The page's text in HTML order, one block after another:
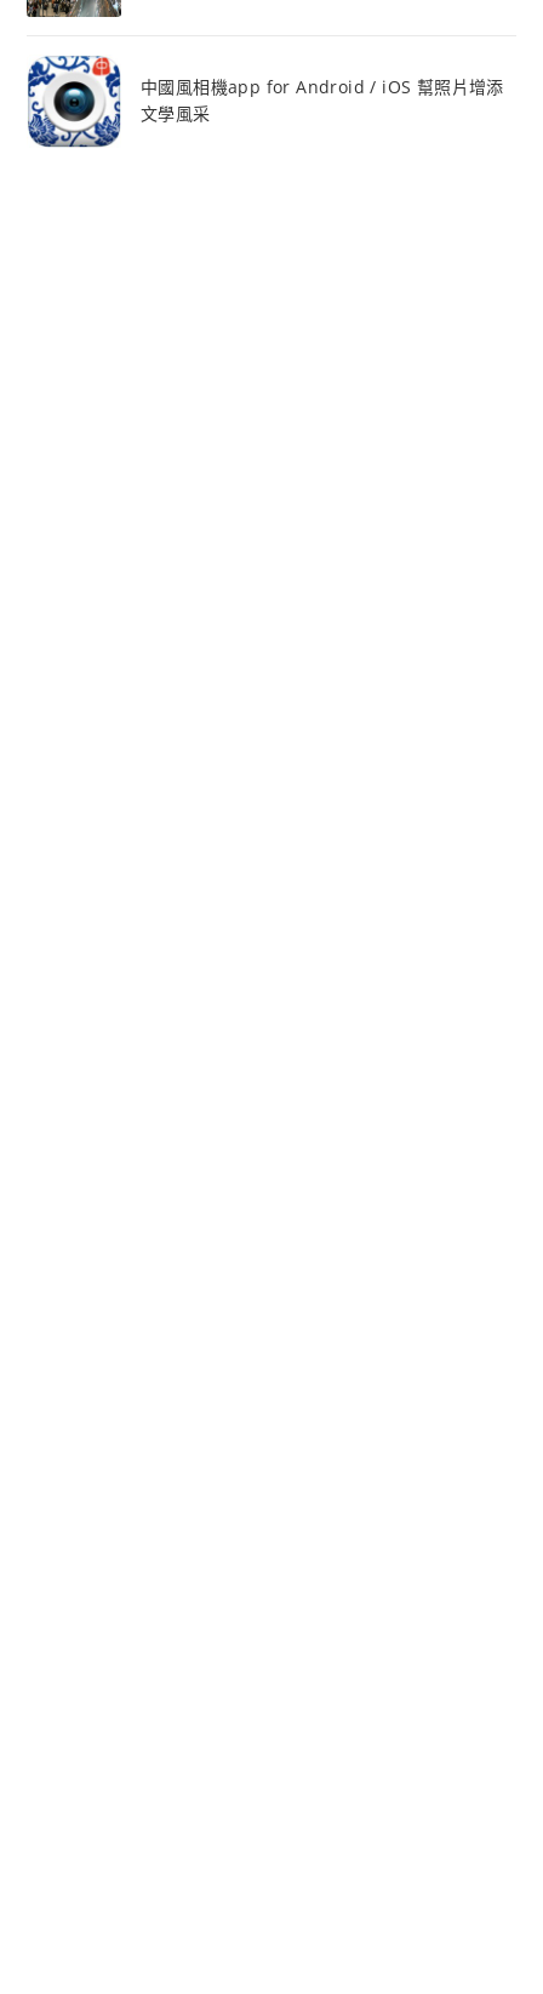
中國風相機app for Android / iOS 幫照片增添
文學風采